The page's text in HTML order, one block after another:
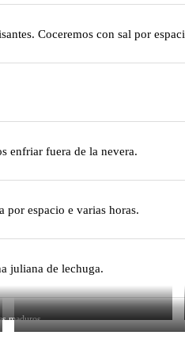
Coceremos con sal por
enfriar fuera de la nevera.
por espacio e varias horas.
juliana de lechuga.
maduros